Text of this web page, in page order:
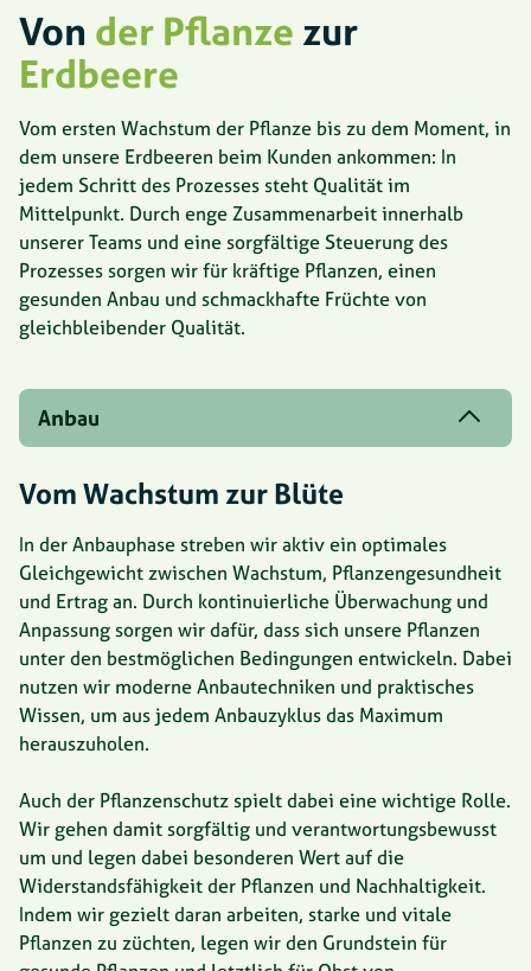
Von der Pflanze zur
Erdbeere
Vom ersten Wachstum der Pflanze bis zu dem Moment, in
dem unsere Erdbeeren beim Kunden ankommen: In
jedem Schritt des Prozesses steht Qualität im
Mittelpunkt. Durch enge Zusammenarbeit innerhalb
unserer Teams und eine sorgfältige Steuerung des
Prozesses sorgen wir für kräftige Pflanzen, einen
gesunden Anbau und schmackhafte Früchte von
gleichbleibender Qualität.
Anbau
Vom Wachstum zur Blüte
In der Anbauphase streben wir aktiv ein optimales
Gleichgewicht zwischen Wachstum, Pflanzengesundheit
und Ertrag an. Durch kontinuierliche Überwachung und
Anpassung sorgen wir dafür, dass sich unsere Pflanzen
unter den bestmöglichen Bedingungen entwickeln. Dabei
nutzen wir moderne Anbautechniken und praktisches
Wissen, um aus jedem Anbauzyklus das Maximum
herauszuholen.
Auch der Pflanzenschutz spielt dabei eine wichtige Rolle.
Wir gehen damit sorgfältig und verantwortungsbewusst
um und legen dabei besonderen Wert auf die
Widerstandsfähigkeit der Pflanzen und Nachhaltigkeit.
Indem wir gezielt daran arbeiten, starke und vitale
Pflanzen zu züchten, legen wir den Grundstein für